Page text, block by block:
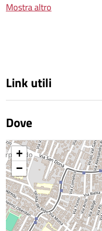
Mostra altro
Link utili
Dove
+
−